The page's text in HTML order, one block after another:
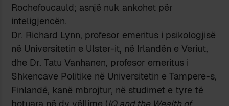
Rochefoucauld; asnjë nuk ankohet për
inteligjencën.
Dr. Richard Lynn, profesor emeritus i psikologjisë
në Universitetin e Ulster-it, në Irlandën e Veriut,
dhe Dr. Tatu Vanhanen, profesor emeritus i
Shkencave Politike në Universitetin e Tampere-s,
Finlandë, kanë mbrojtur, në studimet e tyre të